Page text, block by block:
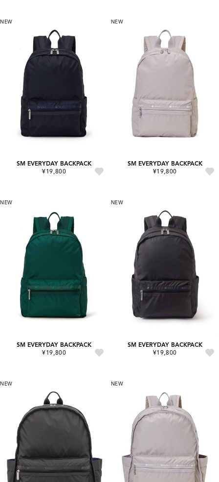
NEW
SM EVERYDAY BACKPACK
¥19,800
NEW
SM EVERYDAY BACKPACK
¥19,800
NEW
SM EVERYDAY BACKPACK
¥19,800
NEW
SM EVERYDAY BACKPACK
¥19,800
NEW NEW